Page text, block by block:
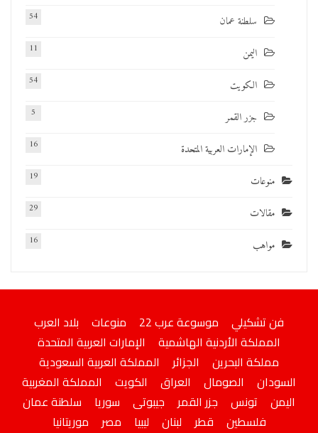
سلطنة عمان 54
اليمن 11
الكويت 54
جزر القمر 5
الإمارات العربية المتحدة 16
منوعات 19
مقالات 29
مواهب 16
فن تشكيلي موسوعة عرب 22 منوعات
بلاد العرب
المملكة الأردنية الهاشمية
الإمارات العربية المتحدة
مملكة البحرين
الجزائر
المملكة العربية السعودية
السودان
الصومال العراق الكويت
المملكة المغربية
اليمن
تونس جزر القمر جيبوتى سوريا
سلطنة عمان
فلسطين
قطر لبنان ليبيا مصر موريتانيا